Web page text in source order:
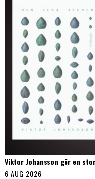
Viktor Johansson gör en
6 AUG 2026